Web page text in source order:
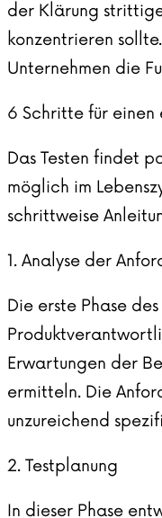
der Klärung
konzentrieren
Unternehmen die
6 Schritte für einen
Das Testen findet
möglich im
schrittweise
1. Analyse der
Die erste Phase
Erwartungen der
ermitteln. Die
unzureichend
2. Testplanung
In dieser Phase